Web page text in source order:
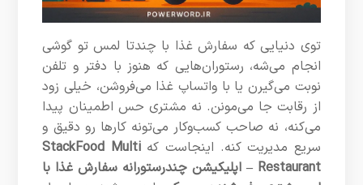
توی دنیایی که سفارش غذا با چندتا لمس تو گوشی
انجام می‌شه، رستوران‌هایی که هنوز با دفتر و تلفن
نوبت می‌گیرن یا با واتساپ غذا می‌فروشن، خیلی زود
از رقابت جا می‌مونن. نه مشتری حس اطمینان پیدا
می‌کنه، نه صاحب کسب‌وکار می‌تونه کارها رو دقیق و
سریع مدیریت کنه. اینجاست کهStackFood Multi
Restaurant – اپلیکیشن چندرستورانه سفارش غذا با